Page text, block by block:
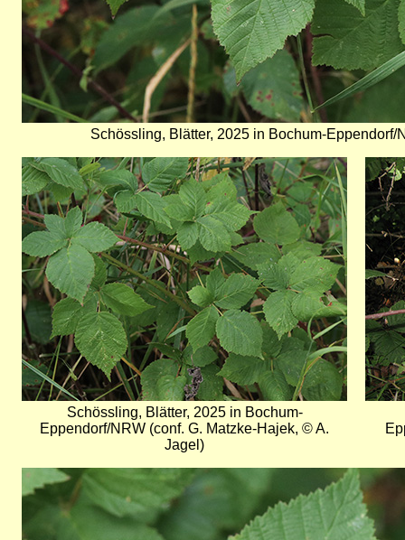
Schössling, Blätter, 2025 in Bochum-
Bild
Schössling, Blätter, 2025 in Bochum-
Eppendorf/NRW (conf. G. Matzke-Hajek, © A.
Jagel)
Bild
Bild